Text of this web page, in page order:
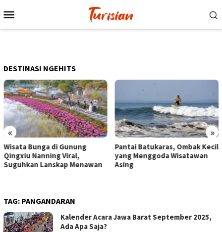
ke
Mobile
DESTINASI NGEHITS
« »
Pantai Batukaras, Ombak Kecil
yang Menggoda Wisatawan
Asing
Senja di Pantai Pangandaran,
Wisatawan Menikmati Sore
dengan Bermain hingga
TAG: PANGANDARAN
Kalender Acara Jawa Barat September 2025,
Ada Apa Saja?